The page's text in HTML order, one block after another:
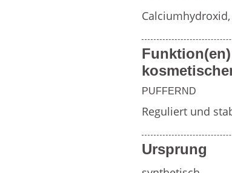
Weitere
Duftfamilien
PUFFERND
Reguliert und
Ursprung